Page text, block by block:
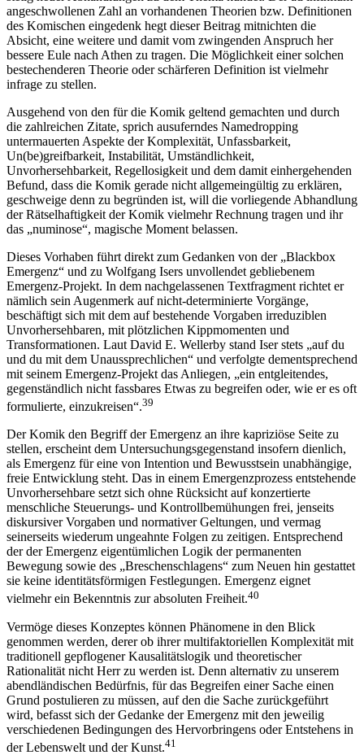
angeschwollenen Zahl an vorhandenen Theorien bzw. Definitionen
des Komischen eingedenk hegt dieser Beitrag mitnichten die
Absicht, eine weitere und damit vom zwingenden Anspruch her
bessere Eule nach Athen zu tragen. Die Möglichkeit einer solchen
bestechenderen Theorie oder schärferen Definition ist vielmehr
infrage zu stellen.
Ausgehend von den für die Komik geltend gemachten und durch
die zahlreichen Zitate, sprich ausuferndes Namedropping
untermauerten Aspekte der Komplexität, Unfassbarkeit,
Un(be)greifbarkeit, Instabilität, Umständlichkeit,
Unvorhersehbarkeit, Regellosigkeit und dem damit einhergehenden
Befund, dass die Komik gerade nicht allgemeingültig zu erklären,
geschweige denn zu begründen ist, will die vorliegende Abhandlung
der Rätselhaftigkeit der Komik vielmehr Rechnung tragen und ihr
das „numinose“, magische Moment belassen.
Dieses Vorhaben führt direkt zum Gedanken von der „Blackbox
Emergenz“ und zu Wolfgang Isers unvollendet gebliebenem
Emergenz-Projekt. In dem nachgelassenen Textfragment richtet er
nämlich sein Augenmerk auf nicht-determinierte Vorgänge,
beschäftigt sich mit dem auf bestehende Vorgaben irreduziblen
Unvorhersehbaren, mit plötzlichen Kippmomenten und
Transformationen. Laut David E. Wellerby stand Iser stets „auf du
und du mit dem Unaussprechlichen“ und verfolgte dementsprechend
mit seinem Emergenz-Projekt das Anliegen, „ein entgleitendes,
gegenständlich nicht fassbares Etwas zu begreifen oder, wie er es oft
formulierte, einzukreisen“.39
Der Komik den Begriff der Emergenz an ihre kapriziöse Seite zu
stellen, erscheint dem Untersuchungsgegenstand insofern dienlich,
als Emergenz für eine von Intention und Bewusstsein unabhängige,
freie Entwicklung steht. Das in einem Emergenzprozess entstehende
Unvorhersehbare setzt sich ohne Rücksicht auf konzertierte
menschliche Steuerungs- und Kontrollbemühungen frei, jenseits
diskursiver Vorgaben und normativer Geltungen, und vermag
seinerseits wiederum ungeahnte Folgen zu zeitigen. Entsprechend
der der Emergenz eigentümlichen Logik der permanenten
Bewegung sowie des „Breschenschlagens“ zum Neuen hin gestattet
sie keine identitätsförmigen Festlegungen. Emergenz eignet
vielmehr ein Bekenntnis zur absoluten Freiheit.40
Vermöge dieses Konzeptes können Phänomene in den Blick
genommen werden, derer ob ihrer multifaktoriellen Komplexität mit
traditionell gepflogener Kausalitätslogik und theoretischer
Rationalität nicht Herr zu werden ist. Denn alternativ zu unserem
abendländischen Bedürfnis, für das Begreifen einer Sache einen
Grund postulieren zu müssen, auf den die Sache zurückgeführt
wird, befasst sich der Gedanke der Emergenz mit den jeweilig
verschiedenen Bedingungen des Hervorbringens oder Entstehens in
der Lebenswelt und der Kunst.41